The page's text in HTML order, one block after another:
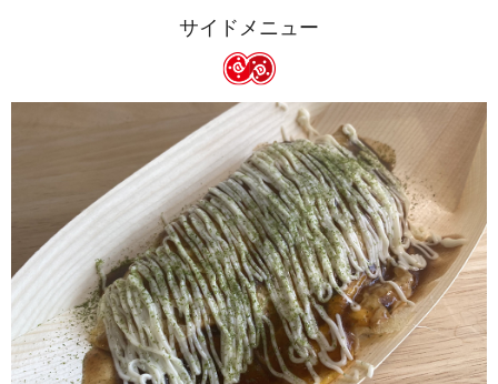
サイドメニュー